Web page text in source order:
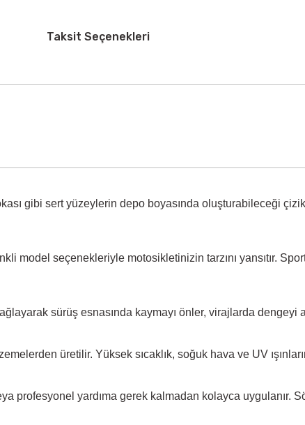
Taksit Seçenekleri
gibi sert yüzeylerin depo boyasında oluşturabileceği
model seçenekleriyle motosikletinizin tarzını yansıtır.
sürüş esnasında kaymayı önler, virajlarda dengeyi
üretilir. Yüksek sıcaklık, soğuk hava ve UV
profesyonel yardıma gerek kalmadan kolayca uygulanır.